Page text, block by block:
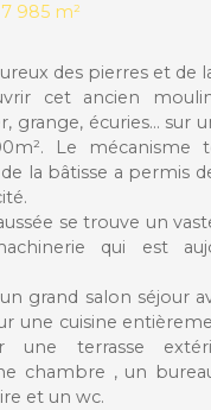
7 985 m²
des pierres et de
cet ancien
grange, écuries... sur
Le mécanisme
la bâtisse a permis
se trouve un
qui est
grand salon séjour
une cuisine
une terrasse
chambre , un
et un wc.